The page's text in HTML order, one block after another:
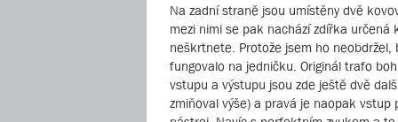
Na zadní straně jsou umístěny dvě
mezi nimi se pak nachází zdířka
neškrtnete. Protože jsem ho
fungovalo na jedničku. Originál trafo
vstupu a výstupu jsou zde ještě dvě
zmiňoval výše) a pravá je naopak